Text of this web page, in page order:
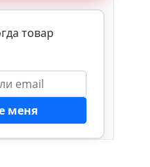
товар
меня